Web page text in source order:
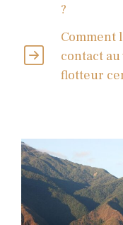
?
Comment
contact
flotteur